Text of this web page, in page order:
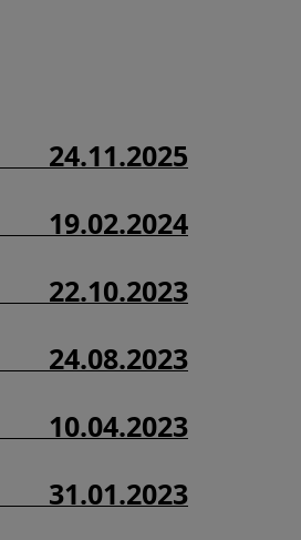
24.11.2025
19.02.2024
22.10.2023
24.08.2023
10.04.2023
31.01.2023